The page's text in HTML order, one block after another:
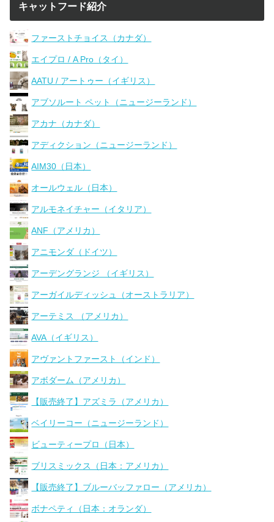
キャットフード紹介
ファーストチョイス（カナダ）
エイプロ / A Pro（タイ）
AATU / アートゥー（イギリス）
アブソルート ペット（ニュージーランド）
アカナ（カナダ）
アディクション（ニュージーランド）
AIM30（日本）
オールウェル（日本）
アルモネイチャー（イタリア）
ANF（アメリカ）
アニモンダ（ドイツ）
アーデングランジ （イギリス）
アーガイルディッシュ（オーストラリア）
アーテミス （アメリカ）
AVA（イギリス）
アヴァントファースト（インド）
アボダーム（アメリカ）
【販売終了】アズミラ（アメリカ）
ベイリーコー（ニュージーランド）
ビューティープロ（日本）
ブリスミックス（日本：アメリカ）
【販売終了】ブルーバッファロー（アメリカ）
ボナペティ（日本：オランダ）